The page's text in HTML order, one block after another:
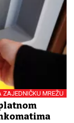
ZAJEDNIČKU MREŽU